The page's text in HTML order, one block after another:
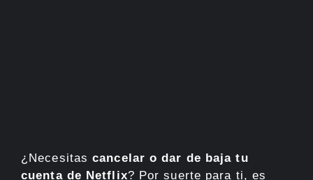
¿Necesitascancelar o dar de baja tu
cuenta de Netflix? Por suerte para ti, es